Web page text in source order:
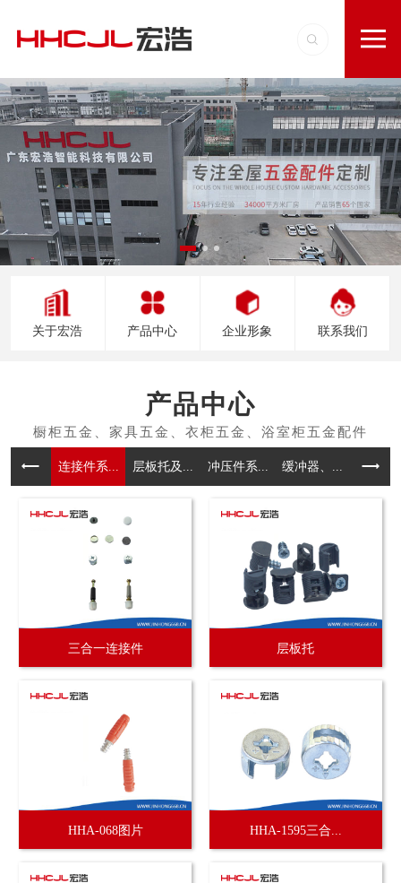
关于宏浩 产品中心 企业形象 联系我们
产品中心
连接件系... 层板托及... 冲压件系... 缓冲器、... 拉手
三合一连接件 层板托
HHA-068图片 HHA-1595三合...